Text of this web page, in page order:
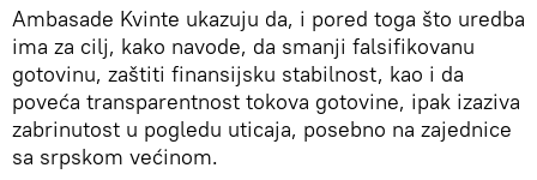
Ambasade Kvinte ukazuju da, i pored toga što uredba
ima za cilj, kako navode, da smanji falsifikovanu
gotovinu, zaštiti finansijsku stabilnost, kao i da
poveća transparentnost tokova gotovine, ipak izaziva
zabrinutost u pogledu uticaja, posebno na zajednice
sa srpskom većinom.